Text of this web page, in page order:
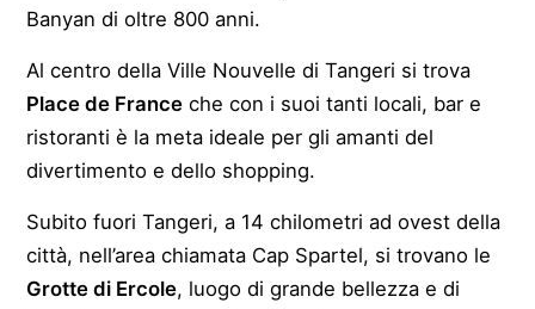
Banyan di oltre 800 anni.
Al centro della Ville Nouvelle di Tangeri si trova
Place de France che con i suoi tanti locali, bar e
ristoranti è la meta ideale per gli amanti del
divertimento e dello shopping.
Subito fuori Tangeri, a 14 chilometri ad ovest della
città, nell’area chiamata Cap Spartel, si trovano le
Grotte di Ercole, luogo di grande bellezza e di